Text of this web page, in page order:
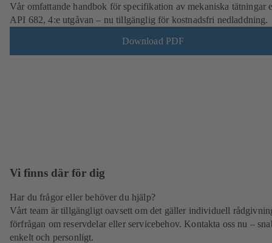
Vår omfattande handbok för specifikation av mekaniska tätningar
API 682, 4:e utgåvan – nu tillgänglig för kostnadsfri nedladdning.
Download PDF
Vi finns där för dig
Har du frågor eller behöver du hjälp?
Vårt team är tillgängligt oavsett om det gäller individuell
förfrågan om reservdelar eller servicebehov. Kontakta oss nu –
enkelt och personligt.